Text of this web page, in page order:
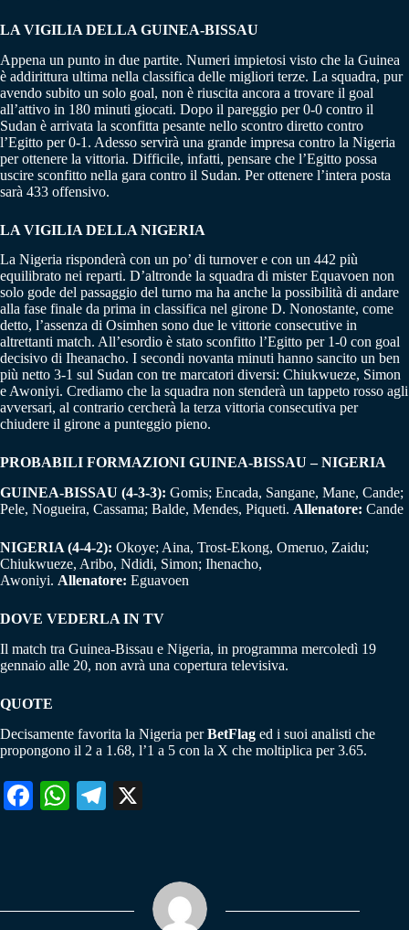
LA VIGILIA DELLA GUINEA-BISSAU
Appena un punto in due partite. Numeri impietosi visto che la Guinea
è addirittura ultima nella classifica delle migliori terze. La squadra, pur
avendo subito un solo goal, non è riuscita ancora a trovare il goal
all’attivo in 180 minuti giocati. Dopo il pareggio per 0-0 contro il
Sudan è arrivata la sconfitta pesante nello scontro diretto contro
l’Egitto per 0-1. Adesso servirà una grande impresa contro la Nigeria
per ottenere la vittoria. Difficile, infatti, pensare che l’Egitto possa
uscire sconfitto nella gara contro il Sudan. Per ottenere l’intera posta
sarà 433 offensivo.
LA VIGILIA DELLA NIGERIA
La Nigeria risponderà con un po’ di turnover e con un 442 più
equilibrato nei reparti. D’altronde la squadra di mister Equavoen non
solo gode del passaggio del turno ma ha anche la possibilità di andare
alla fase finale da prima in classifica nel girone D. Nonostante, come
detto, l’assenza di Osimhen sono due le vittorie consecutive in
altrettanti match. All’esordio è stato sconfitto l’Egitto per 1-0 con goal
decisivo di Iheanacho. I secondi novanta minuti hanno sancito un ben
più netto 3-1 sul Sudan con tre marcatori diversi: Chiukwueze, Simon
e Awoniyi. Crediamo che la squadra non stenderà un tappeto rosso agli
avversari, al contrario cercherà la terza vittoria consecutiva per
chiudere il girone a punteggio pieno.
PROBABILI FORMAZIONI GUINEA-BISSAU – NIGERIA
GUINEA-BISSAU (4-3-3): Gomis; Encada, Sangane, Mane, Cande;
Pele, Nogueira, Cassama; Balde, Mendes, Piqueti. Allenatore: Cande
NIGERIA (4-4-2): Okoye; Aina, Trost-Ekong, Omeruo, Zaidu;
Chiukwueze, Aribo, Ndidi, Simon; Ihenacho,
Awoniyi. Allenatore: Eguavoen
DOVE VEDERLA IN TV
Il match tra Guinea-Bissau e Nigeria, in programma mercoledì 19
gennaio alle 20, non avrà una copertura televisiva.
QUOTE
Decisamente favorita la Nigeria perBetFlag ed i suoi analisti che
propongono il 2 a 1.68, l’1 a 5 con la X che moltiplica per 3.65.
Fa W
pp
Te
m